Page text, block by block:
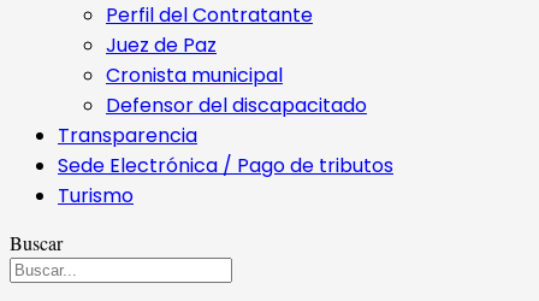
Perfil del Contratante
Juez de Paz
Cronista municipal
Defensor del discapacitado
Transparencia
Sede Electrónica / Pago de tributos
Turismo
Buscar